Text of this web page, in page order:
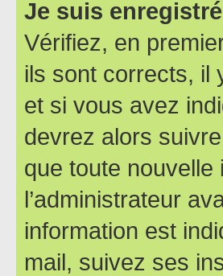
Je suis
Vérifiez, en
ils sont corrects, il
et si vous avez
devrez alors
que toute
l’administrateur
information est
mail, suivez ses